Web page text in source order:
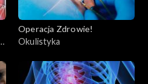
Operacja Zdrowie!
Okulistyka